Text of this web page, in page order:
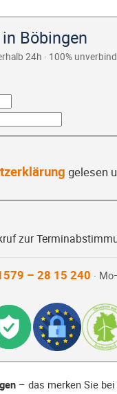
Böbingen
24h · 100%
gelesen
zur
– 28 15 240 ·
– das merken Sie